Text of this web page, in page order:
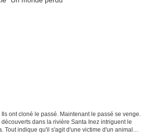
ont cloné le passé. Maintenant le passé se venge.
dans la rivière Santa Inez intriguent le
Tout indique qu'il s'agit d'une victime d'un animal